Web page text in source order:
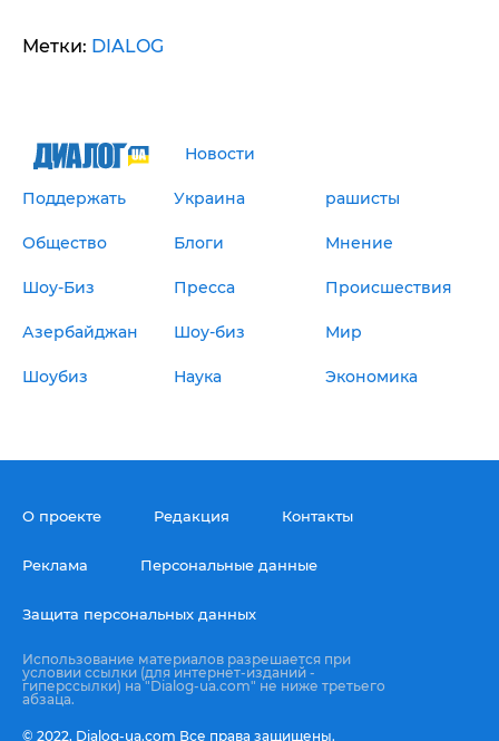
Метки: DIALOG
Новости
Поддержать Украина рашисты
Общество Блоги Мнение
Шоу-Биз Пресса Происшествия
Азербайджан Шоу-биз Мир
Шоубиз Наука Экономика
О проекте Редакция Контакты
Реклама Персональные данные
Защита персональных данных
Использование материалов разрешается при
условии ссылки (для интернет-изданий -
гиперссылки) на "Dialog-ua.com" не ниже третьего
абзаца.
© 2022, Dialog-ua.сom Все права защищены.